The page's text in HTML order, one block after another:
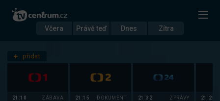
Včera Právě teď Dnes Zítra
Nastavení stanic
přidat
21:10 ZÁBAVA 21:15 DOKUMENT 21:32 ZPRÁVY 21:25